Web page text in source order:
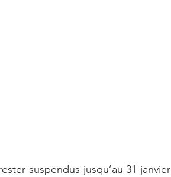
suspendus jusqu’au 31 janvier